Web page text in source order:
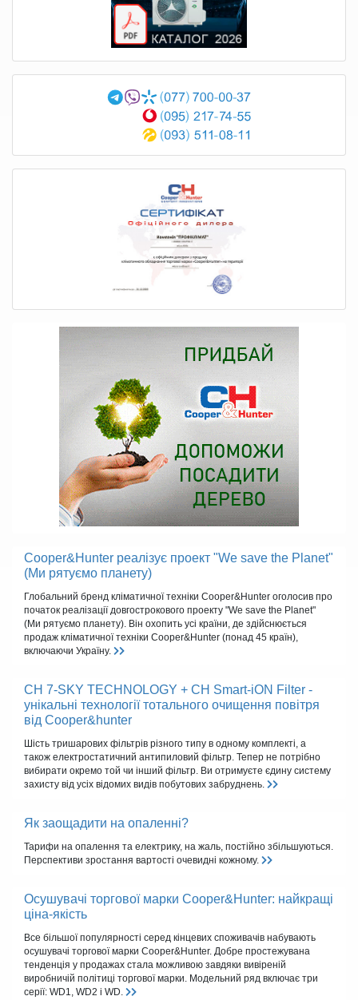
Cooper&Hunter реалізує проект "We save the Planet"
(Ми рятуємо планету)
Глобальний бренд кліматичної техніки Cooper&Hunter оголосив про
початок реалізації довгострокового проекту "We save the Planet"
(Ми рятуємо планету). Він охопить усі країни, де здійснюється
продаж кліматичної техніки Cooper&Hunter (понад 45 країн),
включаючи Україну.
CH 7-SKY TECHNOLOGY + CH Smart-iON Filter -
унікальні технології тотального очищення повітря
від Cooper&hunter
Шість тришарових фільтрів різного типу в одному комплекті, а
також електростатичний антипиловий фільтр. Тепер не потрібно
вибирати окремо той чи інший фільтр. Ви отримуєте єдину систему
захисту від усіх відомих видів побутових забруднень.
Як заощадити на опаленні?
Тарифи на опалення та електрику, на жаль, постійно збільшуються.
Перспективи зростання вартості очевидні кожному.
Осушувачі торгової марки Cooper&Hunter: найкращі
ціна-якість
Все більшої популярності серед кінцевих споживачів набувають
осушувачі торгової марки Cooper&Hunter. Добре простежувана
тенденція у продажах стала можливою завдяки вивіреній
виробничій політиці торгової марки. Модельний ряд включає три
серії: WD1, WD2 і WD.